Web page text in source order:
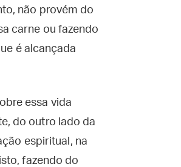
não provém do
carne ou fazendo
é alcançada
essa vida
do outro lado da
espiritual, na
fazendo do